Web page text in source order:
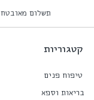
תשלום מאובטח
קטגוריות
טיפוח פנים
בריאות וספא